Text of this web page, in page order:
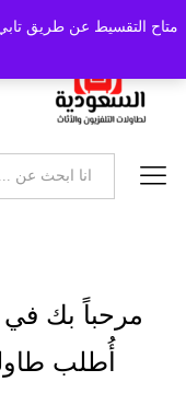
متاح التقسيط عن طريق
مرحباً بك في
أُطلب